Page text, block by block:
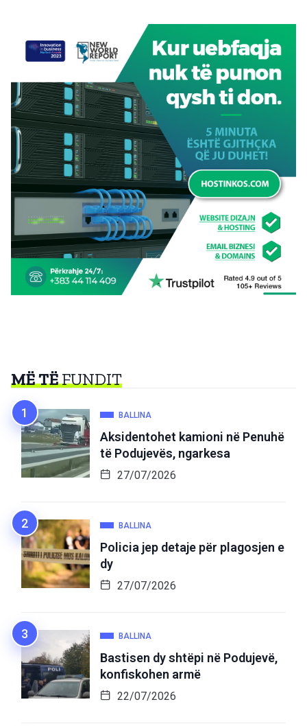
MË TËFUNDIT
BALLINA
Aksidentohet kamioni në Penuhë
të Podujevës, ngarkesa
27/07/2026
BALLINA
Policia jep detaje për plagosjen e
dy
27/07/2026
BALLINA
Bastisen dy shtëpi në Podujevë,
konfiskohen armë
22/07/2026